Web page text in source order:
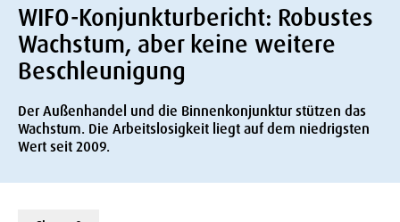
WIFO-Konjunkturbericht: Robustes
Wachstum, aber keine weitere
Beschleunigung
Der Außenhandel und die Binnenkonjunktur stützen das
Wachstum. Die Arbeitslosigkeit liegt auf dem niedrigsten
Wert seit 2009.